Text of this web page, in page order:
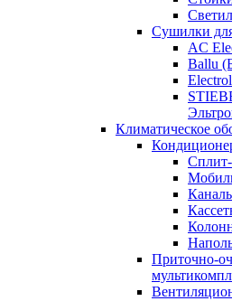
Сушилки
AC
Ballu
Климатическое
Приточно-